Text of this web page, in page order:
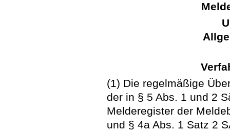
(1) Die regelmäßige
der in § 5 Abs. 1 und 2
Melderegister der
und § 4a Abs. 1 Satz 2